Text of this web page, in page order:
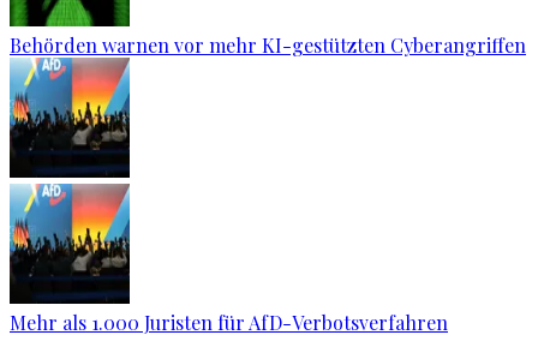
Behörden warnen vor mehr KI-gestützten Cyberangriffen
Mehr als 1.000 Juristen für AfD-Verbotsverfahren